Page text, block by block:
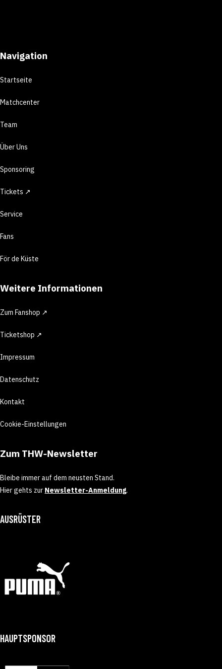
Navigation
Startseite
Matchcenter
Team
Über Uns
Sponsoring
Tickets ↗
Service
Fans
För de Küste
Weitere Informationen
Zum Fanshop ↗
Ticketshop ↗
Impressum
Datenschutz
Kontakt
Cookie-Einstellungen
Zum THW-Newsletter
Bleibe immer auf dem neusten Stand.
Hier gehts zur Newsletter-Anmeldung.
AUSRÜSTER
HAUPTSPONSOR